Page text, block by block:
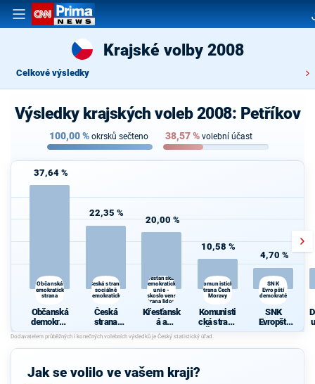
Krajské volby 2008
Celkové výsledky
Výsledky krajských voleb 2008: Petříkov
100,00% okrsků sečteno 38,57% volební účast
37,64 %
Občanská
demokratická
strana
Občanská
demokrati
cká strana
22,35 %
Česká strana
sociálně
demokratická
Česká
strana
sociálně
demokrati
cká
20,00 %
Křesťanská a
demokratická
unie -
Československá
strana lidová
Křesťansk
á a
demokrati
cká unie -
Českoslov
strana
10,58 %
Komunistická
strana Čech a
Moravy
Komunisti
cká strana
Čech a
Moravy
4,70 %
SNK
Evropští
demokraté
SNK
Evropští
demokraté
Jak se volilo ve vašem kraji?